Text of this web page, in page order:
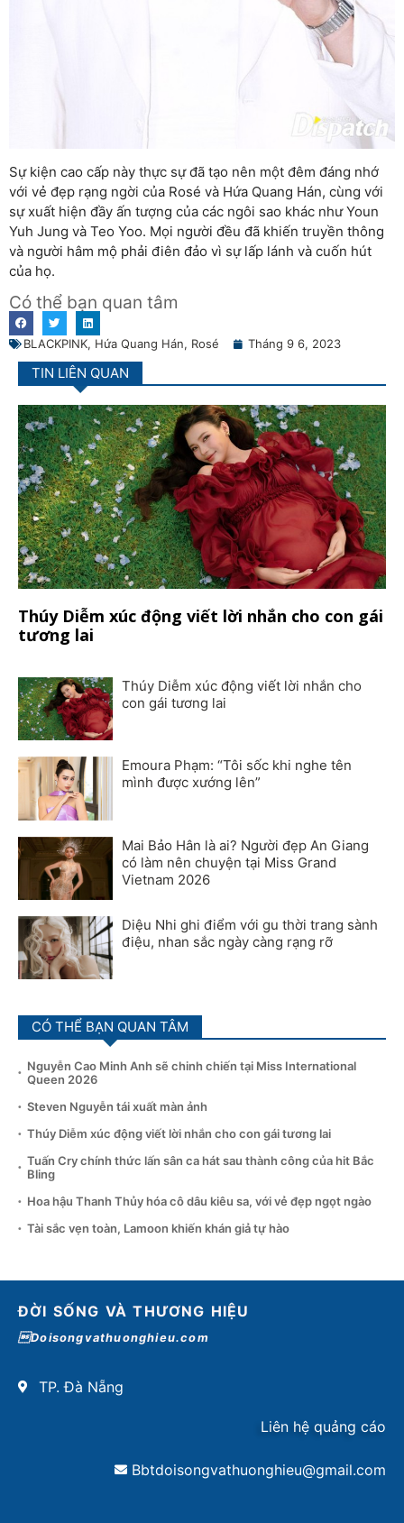
Sự kiện cao cấp này thực sự đã tạo nên một đêm đáng nhớ
với vẻ đẹp rạng ngời của Rosé và Hứa Quang Hán, cùng với
sự xuất hiện đầy ấn tượng của các ngôi sao khác như Youn
Yuh Jung và Teo Yoo. Mọi người đều đã khiến truyền thông
và người hâm mộ phải điên đảo vì sự lấp lánh và cuốn hút
của họ.
Có thể bạn quan tâm
BLACKPINK, Hứa Quang Hán, Rosé Tháng 9 6, 2023
TIN LIÊN QUAN
Thúy Diễm xúc động viết lời nhắn cho con gái
tương lai
Thúy Diễm xúc động viết lời nhắn cho
con gái tương lai
Emoura Phạm: “Tôi sốc khi nghe tên
mình được xướng lên”
Mai Bảo Hân là ai? Người đẹp An Giang
có làm nên chuyện tại Miss Grand
Vietnam 2026
Diệu Nhi ghi điểm với gu thời trang sành
điệu, nhan sắc ngày càng rạng rỡ
CÓ THỂ BẠN QUAN TÂM
Nguyễn Cao Minh Anh sẽ chinh chiến tại Miss International
Queen 2026
Steven Nguyễn tái xuất màn ảnh
Thúy Diễm xúc động viết lời nhắn cho con gái tương lai
Tuấn Cry chính thức lấn sân ca hát sau thành công của hit Bắc
Bling
Hoa hậu Thanh Thủy hóa cô dâu kiêu sa, với vẻ đẹp ngọt ngào
Tài sắc vẹn toàn, Lamoon khiến khán giả tự hào
ĐỜI SỐNG VÀ THƯƠNG HIỆU
Doisongvathuonghieu.com
TP. Đà Nẵng
Liên hệ quảng cáo
Bbtdoisongvathuonghieu@gmail.com